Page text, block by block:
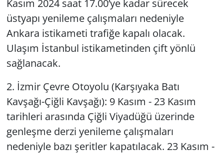
Kasım 2024 saat 17.00’ye kadar sürecek
üstyapı yenileme çalışmaları nedeniyle
Ankara istikameti trafiğe kapalı olacak.
Ulaşım İstanbul istikametinden çift yönlü
sağlanacak.
2. İzmir Çevre Otoyolu (Karşıyaka Batı
Kavşağı-Çiğli Kavşağı): 9 Kasım - 23 Kasım
tarihleri arasında Çiğli Viyadüğü üzerinde
genleşme derzi yenileme çalışmaları
nedeniyle bazı şeritler kapatılacak. 23 Kasım -